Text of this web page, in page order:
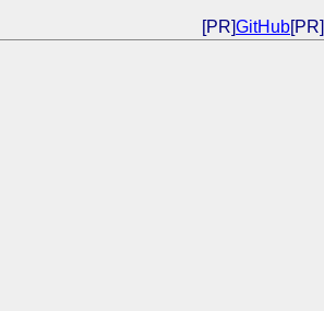
[PR]GitHub[PR]